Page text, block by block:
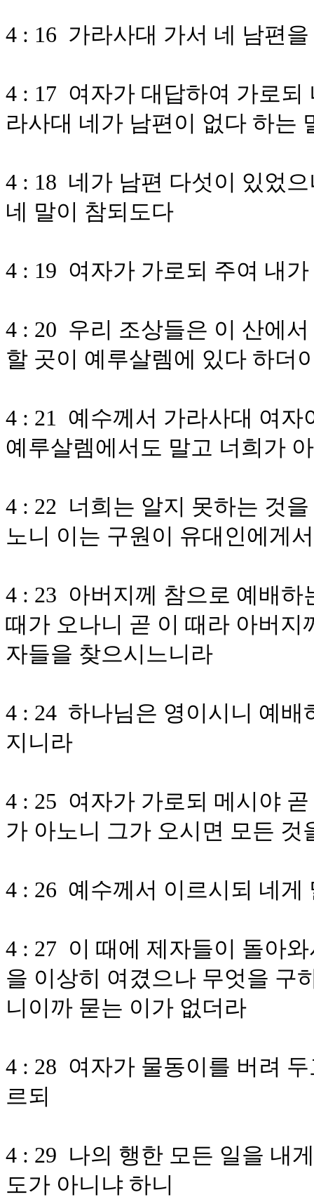
4 : 16 가라사대 가서 네 남편
4 : 17 여자가 대답하여 가로
라사대 네가 남편이 없다 하는
4 : 18 네가 남편 다섯이 있었
네 말이 참되도다
4 : 19 여자가 가로되 주여 내
4 : 20 우리 조상들은 이 산에
할 곳이 예루살렘에 있다 하더
4 : 21 예수께서 가라사대 여
예루살렘에서도 말고 너희가
4 : 22 너희는 알지 못하는 것
노니 이는 구원이 유대인에게
4 : 23 아버지께 참으로 예배
때가 오나니 곧 이 때라 아버
자들을 찾으시느니라
4 : 24 하나님은 영이시니 예
지니라
4 : 25 여자가 가로되 메시야
가 아노니 그가 오시면 모든
4 : 26 예수께서 이르시되 네
4 : 27 이 때에 제자들이 돌아
을 이상히 여겼으나 무엇을 구
니이까 묻는 이가 없더라
4 : 28 여자가 물동이를 버려
르되
4 : 29 나의 행한 모든 일을 내
도가 아니냐 하니